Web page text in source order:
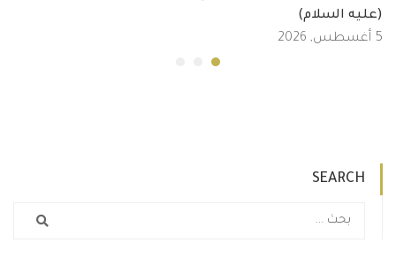
(عليه السلام)
5 أغسطس, 2026
SEARCH